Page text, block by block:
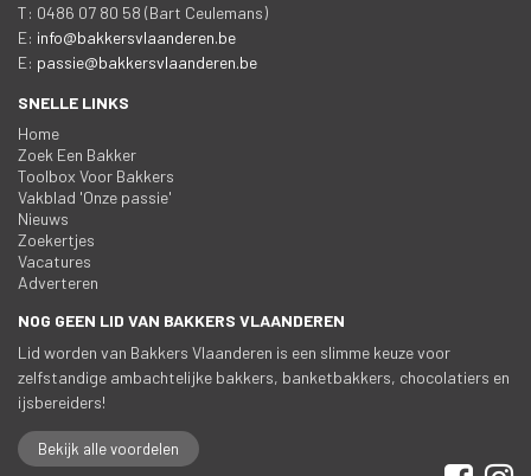
T: 0486 07 80 58 (Bart Ceulemans)
E: info@bakkersvlaanderen.be
E: passie@bakkersvlaanderen.be
SNELLE LINKS
Home
Zoek Een Bakker
Toolbox Voor Bakker
Vakblad 'Onze passie'
Nieuw
Zoekertje
Vacature
Adverteren
NOG GEEN LID VAN BAKKERS VLAANDEREN
Lid worden van Bakkers Vlaanderen is een slimme keuze voor
zelfstandige ambachtelijke bakkers, banketbakkers, chocolatiers en
ijsbereiders!
Bekijk alle voordelen